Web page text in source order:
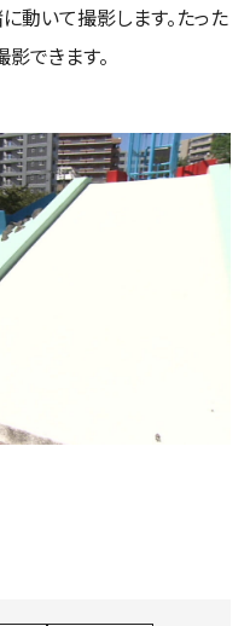
動いて撮影します。たった
できます。